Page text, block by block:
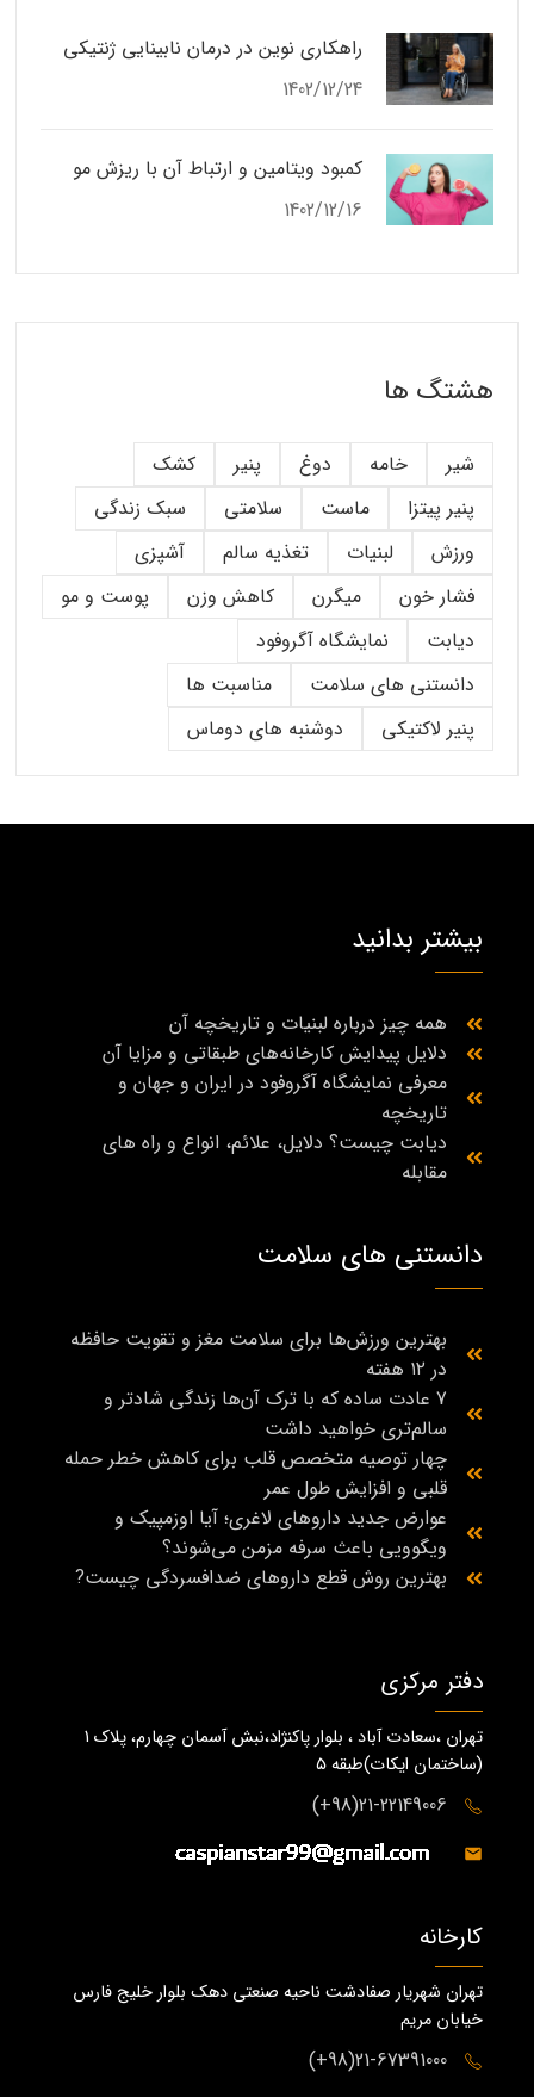
راهکاری نوین در درمان نابینایی ژنتیکی
1402/12/24
کمبود ویتامین و ارتباط آن با ریزش مو
1402/12/16
هشتگ ها
شیر خامه دوغ پنیر
کشک
پنیر پیتزا
ماست سلامتی
سبک زندگی
ورزش
لبنیات تغذیه سالم
آشپزی
فشار خون
میگرن کاهش وزن
پوست و مو
دیابت
نمایشگاه آگروفود
دانستنی های سلامت
مناسبت ها
پنیر لاکتیکی
دوشنبه های دوماس
بیشتر بدانید
همه چیز درباره لبنیات و تاریخچه آن
دلایل پیدایش کارخانه‌های طبقاتی و مزایا آن
معرفی نمایشگاه آگروفود در ایران و جهان و
تاریخچه
دیابت چیست؟ دلایل، علائم، انواع و راه‌ های
مقابله
دانستنی های سلامت
بهترین ورزش‌ها برای سلامت مغز و تقویت حافظه
در ۱۲ هفته
7 عادت ساده که با ترک آن‌ها زندگی شادتر و
سالم‌تری خواهید داشت
چهار توصیه متخصص قلب برای کاهش خطر حمله
قلبی و افزایش طول عمر
عوارض جدید داروهای لاغری؛ آیا اوزمپیک و
ویگوویی باعث سرفه مزمن می‌شوند؟
بهترین روش قطع داروهای ضدافسردگی چیست?
دفتر مرکزی
تهران ،سعادت آباد ، بلوار پاکنژاد،نبش آسمان چهارم، پلاک 1
(ساختمان ايكات)طبقه ٥
21-22149006(98+)
کارخانه
تهران شهریار صفادشت ناحیه صنعتی دهک بلوار خلیج فارس
خیابان مریم
21-67391000(98+)